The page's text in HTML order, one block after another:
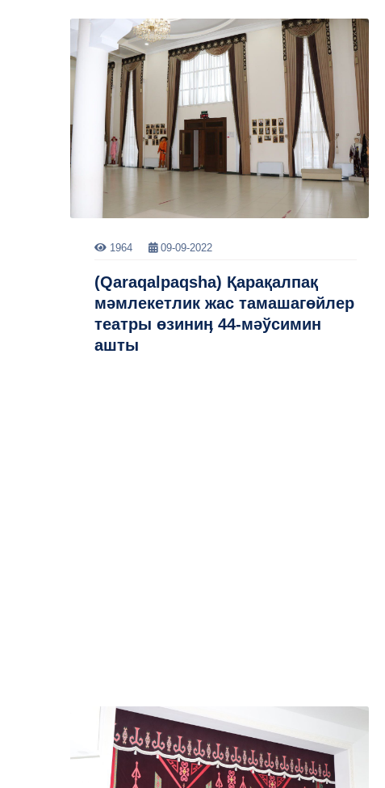
1964 09-09-2022
(Qaraqalpaqsha) Қарақалпақ
мәмлекетлик жас тамашагөйлер
театры өзиниӊ 44-мәўсимин
ашты